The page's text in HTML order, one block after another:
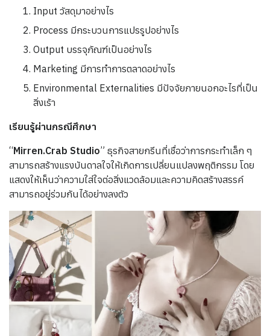
Input วัสดุมาอย่างไร
Process มีกระบวนการแปรรูปอย่างไร
Output บรรจุภัณฑ์เป็นอย่างไร
Marketing มีการทำการตลาดอย่างไร
Environmental Externalities มีปัจจัยภายนอกอะไรที่เป็น
สิ่งเร้า
เรียนรู้ผ่านกรณีศึกษา
“Mirren.Crab Studio” ธุรกิจสายกรีนที่เชื่อว่าการกระทำเล็ก ๆ
สามารถสร้างแรงบันดาลใจให้เกิดการเปลี่ยนแปลงพฤติกรรม โดย
แสดงให้เห็นว่าความใส่ใจต่อสิ่งแวดล้อมและความคิดสร้างสรรค์
สามารถอยู่ร่วมกันได้อย่างลงตัว